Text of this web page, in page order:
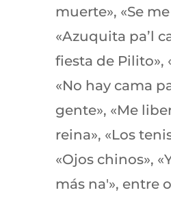
muerte», «Se
«Azuquita pa’l
fiesta de Pilito»,
«No hay cama
gente», «Me
reina», «Los
«Ojos chinos»,
más na'», entre